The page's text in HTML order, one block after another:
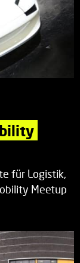
für Logistik,
Meetup